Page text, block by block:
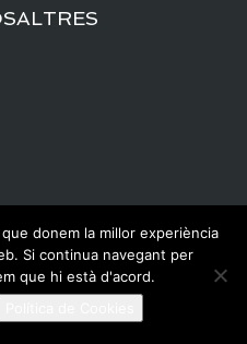
donem la millor experiència
Si continua navegant per
que hi està d'acord.